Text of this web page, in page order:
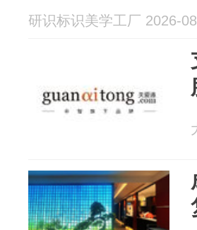
研识标识美学工厂 2026-